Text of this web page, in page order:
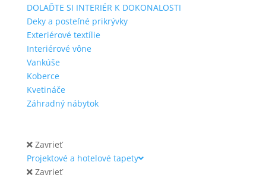
DOLAĎTE SI INTERIÉR K DOKONALOSTI
Deky a posteľné prikrývky
Exteriérové textílie
Interiérové vône
Vankúše
Koberce
Kvetináče
Záhradný nábytok
Zavrieť
Projektové a hotelové tapety
Zavrieť